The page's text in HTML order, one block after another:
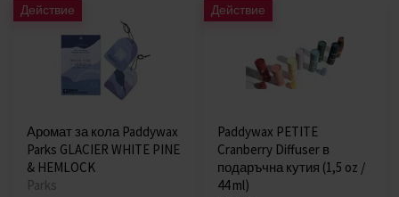
Действие
Аромат за кола Paddywax
Parks GLACIER WHITE PINE
& HEMLOCK
Parks
Действие
Paddywax PETITE
Cranberry Diffuser в
подаръчна кутия (1,5 oz /
44 ml)